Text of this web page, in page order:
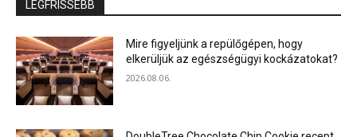
LEGFRISSEBB
Mire figyeljünk a repülőgépen, hogy
elkerüljük az egészségügyi kockázatokat?
2026.08.06.